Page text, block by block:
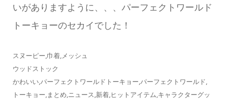
いがありますように、、、パーフェクトワールド
トーキョーのセカイでした！
スヌーピー,巾着,メッシュ
ウッドストック
かわいい,パーフェクトワールドトーキョー,パーフェクトワールド,
トーキョー,まとめ,ニュース,新着,ヒットアイテム,キャラクターグッ